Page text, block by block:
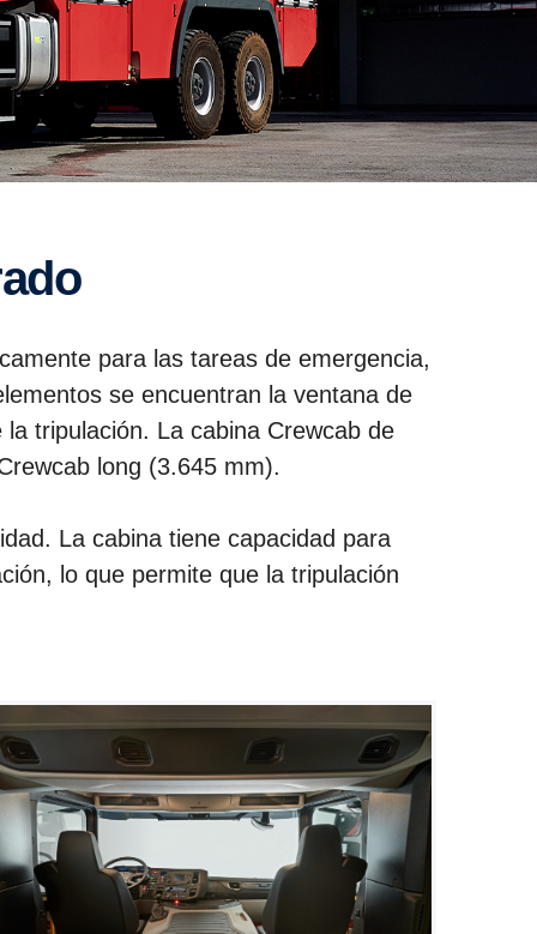
para las tareas de emergencia,
se encuentran la ventana de
tripulación. La cabina Crewcab de
long (3.645 mm).
La cabina tiene capacidad para
lo que permite que la tripulación